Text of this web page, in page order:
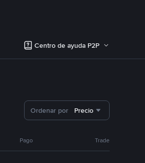
Centro de ayuda P2P
Ordenar por Precio
Pago Trade